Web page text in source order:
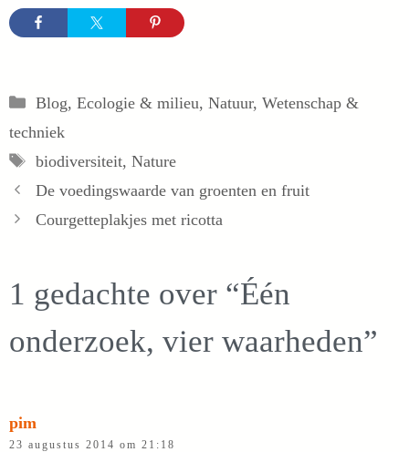
Categorieën
Blog, Ecologie & milieu, Natuur, Wetenschap &
techniek
Tags
biodiversiteit, Nature
De voedingswaarde van groenten en fruit
Courgetteplakjes met ricotta
1 gedachte over “Één
onderzoek, vier waarheden”
pim
23 augustus 2014 om 21:18